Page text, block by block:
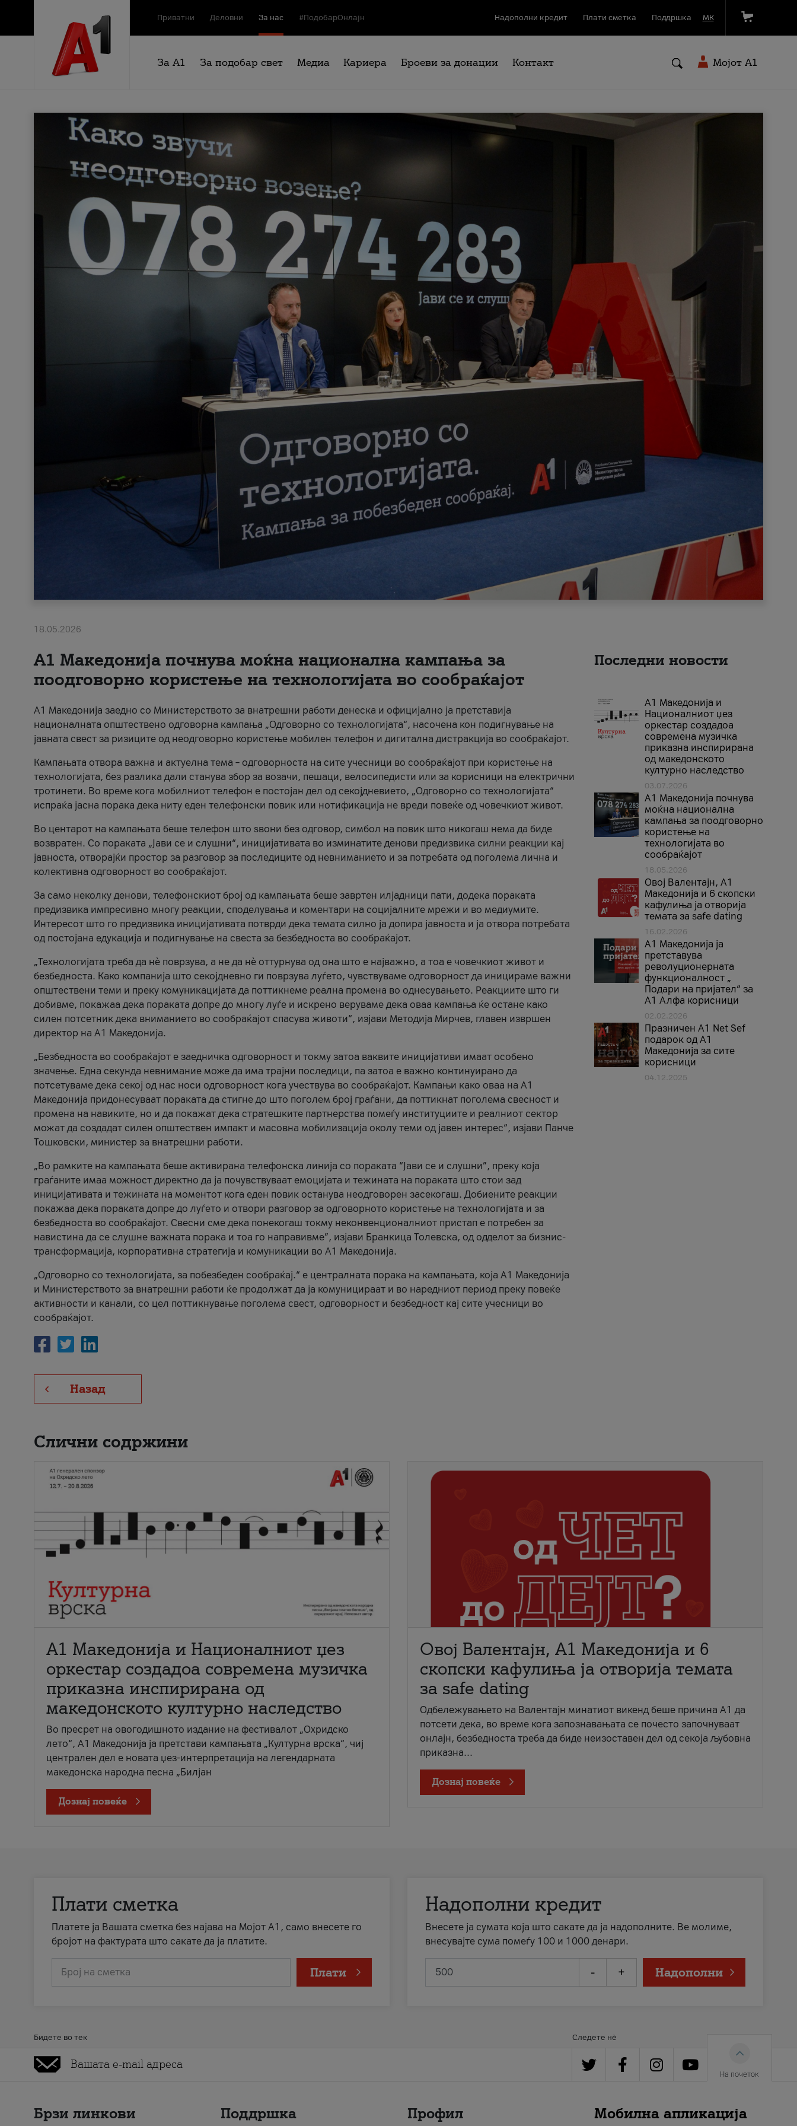
Приватни Деловни За нас #ПодобарОнлајн Надополни кредит Плати сметка Поддршка МК
За А1 За подобар свет Медиа Кариера Броеви за донации Контакт Мојот A1
18.05.2026
A1 Македонија почнува моќна национална кампања за
поодговорно користење на технологијата во сообраќајот
A1 Македонија заедно со Министерството за внатрешни работи денеска и официјално ја претставија
националната општествено одговорна кампања „Одговорно со технологијата“, насочена кон подигнување на
јавната свест за ризиците од неодговорно користење мобилен телефон и дигитална дистракција во сообраќајот.
Кампањата отвора важна и актуелна тема – одговорноста на сите учесници во сообраќајот при користење на
технологијата, без разлика дали станува збор за возачи, пешаци, велосипедисти или за корисници на електрични
тротинети. Во време кога мобилниот телефон е постојан дел од секојдневието, „Одговорно со технологијата“
испраќа јасна порака дека ниту еден телефонски повик или нотификација не вреди повеќе од човечкиот живот.
Во центарот на кампањата беше телефон што ѕвони без одговор, симбол на повик што никогаш нема да биде
возвратен. Со пораката „Јави се и слушни“, иницијативата во изминатите денови предизвика силни реакции кај
јавноста, отворајќи простор за разговор за последиците од невниманието и за потребата од поголема лична и
колективна одговорност во сообраќајот.
За само неколку денови, телефонскиот број од кампањата беше завртен илјадници пати, додека пораката
предизвика импресивно многу реакции, споделувања и коментари на социјалните мрежи и во медиумите.
Интересот што го предизвика иницијативата потврди дека темата силно ја допира јавноста и ја отвора потребата
од постојана едукација и подигнување на свеста за безбедноста во сообраќајот.
„Технологијата треба да нè поврзува, а не да нè оттурнува од она што е најважно, а тоа е човечкиот живот и
безбедноста. Како компанија што секојдневно ги поврзува луѓето, чувствуваме одговорност да иницираме важни
општествени теми и преку комуникацијата да поттикнеме реална промена во однесувањето. Реакциите што ги
добивме, покажаа дека пораката допре до многу луѓе и искрено веруваме дека оваа кампања ќе остане како
силен потсетник дека вниманието во сообраќајот спасува животи“, изјави Методија Мирчев, главен извршен
директор на А1 Македонија.
„Безбедноста во сообраќајот е заедничка одговорност и токму затоа ваквите иницијативи имаат особено
значење. Една секунда невнимание може да има трајни последици, па затоа е важно континуирано да
потсетуваме дека секој од нас носи одговорност кога учествува во сообраќајот. Кампањи како оваа на A1
Македонија придонесуваат пораката да стигне до што поголем број граѓани, да поттикнат поголема свесност и
промена на навиките, но и да покажат дека стратешките партнерства помеѓу институциите и реалниот сектор
можат да создадат силен општествен импакт и масовна мобилизација околу теми од јавен интерес“, изјави Панче
Тошковски, министер за внатрешни работи.
„Во рамките на кампањата беше активирана телефонска линија со пораката “Јави се и слушни”, преку која
граѓаните имаа можност директно да ја почувствуваат емоцијата и тежината на пораката што стои зад
иницијативата и тежината на моментот кога еден повик останува неодговорен засекогаш. Добиените реакции
покажаа дека пораката допре до луѓето и отвори разговор за одговорното користење на технологијата и за
безбедноста во сообраќајот. Свесни сме дека понекогаш токму неконвенционалниот пристап е потребен за
навистина да се слушне важната порака и тоа го направивме”, изјави Бранкица Толевска, од одделот за бизнис-
трансформација, корпоративна стратегија и комуникации во А1 Македонија.
„Одговорно со технологијата, за побезбеден сообраќај.“ е централната порака на кампањата, која A1 Македонија
и Министерството за внатрешни работи ќе продолжат да ја комуницираат и во наредниот период преку повеќе
активности и канали, со цел поттикнување поголема свест, одговорност и безбедност кај сите учесници во
сообраќајот.
Назад
Последни новости
А1 Македонија и
Националниот џез
оркестар создадоа
современа музичка
приказна инспирирана
од македонското
културно наследство
03.07.2026
A1 Македонија почнува
моќна национална
кампања за поодговорно
користење на
технологијата во
сообраќајот
18.05.2026
Овој Валентајн, A1
Македонија и 6 скопски
кафулиња ја отворија
темата за safe dating
16.02.2026
А1 Македонија ја
претставува
револуционерната
функционалност „
Подари на пријател“ за
А1 Алфа корисници
02.02.2026
Празничен A1 Net Sеf
подарок од А1
Македонија за сите
корисници
04.12.2025
Слични содржини
А1 Македонија и Националниот џез
оркестар создадоа современа музичка
приказна инспирирана од
македонското културно наследство
Во пресрет на овогодишното издание на фестивалот „Охридско
лето“, А1 Македонија ја претстави кампањата „Културна врска“, чиј
централен дел е новата џез-интерпретација на легендарната
македонска народна песна „Билјан
Дознај повеќе
Овој Валентајн, A1 Македонија и 6
скопски кафулиња ја отворија темата
за safe dating
Одбележувањето на Валентајн минатиот викенд беше причина А1 да
потсети дека, во време кога запознавањата се почесто започнуваат
онлајн, безбедноста треба да биде неизоставен дел од секоја љубовна
приказна...
Дознај повеќе
Плати сметка
Платете ја Вашата сметка без најава на Мојот А1, само внесете го
бројот на фактурата што сакате да ја платите.
Број на сметка Плати
Надополни кредит
Внесете ја сумата која што сакате да ја надополните. Ве молиме,
внесувајте сума помеѓу 100 и 1000 денари.
- + Надополни
Бидете во тек Следете нè
На почеток
Брзи линкови Поддршка Профил Мобилна апликација